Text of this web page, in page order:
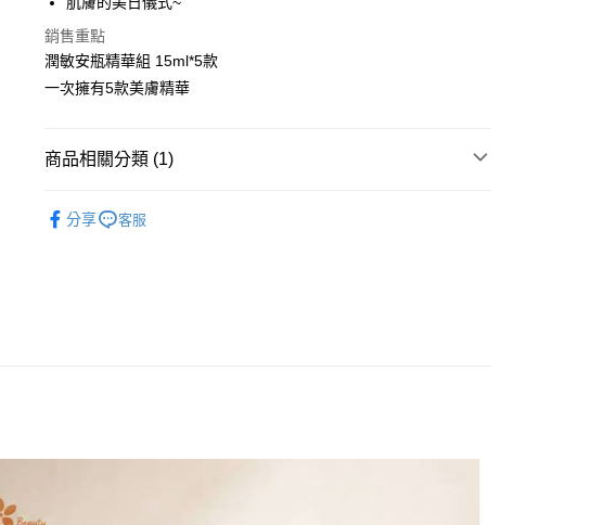
Apple Pay
Google Pay
每筆NT$120，滿NT$2,000(含以上)免運費
銷售重點
潤敏安瓶精華組 15ml*5款
一次擁有5款美膚精華
商品相關分類 (1)
分享
客服